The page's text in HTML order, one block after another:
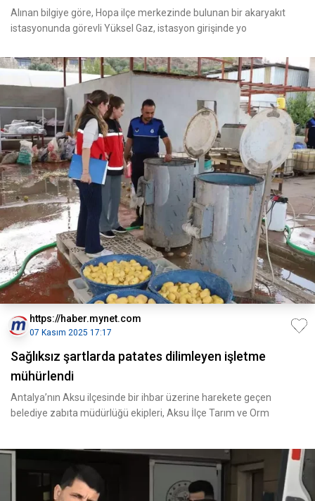
Alınan bilgiye göre, Hopa ilçe merkezinde bulunan bir akaryakıt
istasyonunda görevli Yüksel Gaz, istasyon girişinde yo
https://haber.mynet.com
07 Kasım 2025 17:17
Sağlıksız şartlarda patates dilimleyen işletme
mühürlendi
Antalya’nın Aksu ilçesinde bir ihbar üzerine harekete geçen
belediye zabıta müdürlüğü ekipleri, Aksu İlçe Tarım ve Orm